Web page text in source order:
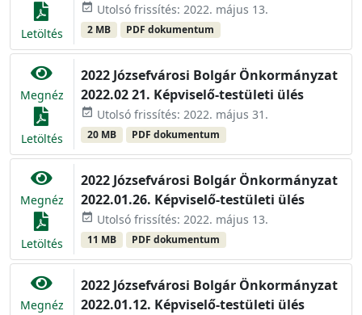
Letöltés
event_available Utolsó frissítés: 2022. május 13.
2 MB PDF dokumentum
Megnéz
Letöltés
2022 Józsefvárosi Bolgár Önkormányzat
2022.02 21. Képviselő-testületi ülés
event_available Utolsó frissítés: 2022. május 31.
20 MB PDF dokumentum
Megnéz
Letöltés
2022 Józsefvárosi Bolgár Önkormányzat
2022.01.26. Képviselő-testületi ülés
event_available Utolsó frissítés: 2022. május 13.
11 MB PDF dokumentum
Megnéz
2022 Józsefvárosi Bolgár Önkormányzat
2022.01.12. Képviselő-testületi ülés